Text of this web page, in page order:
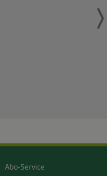
Abo-Service